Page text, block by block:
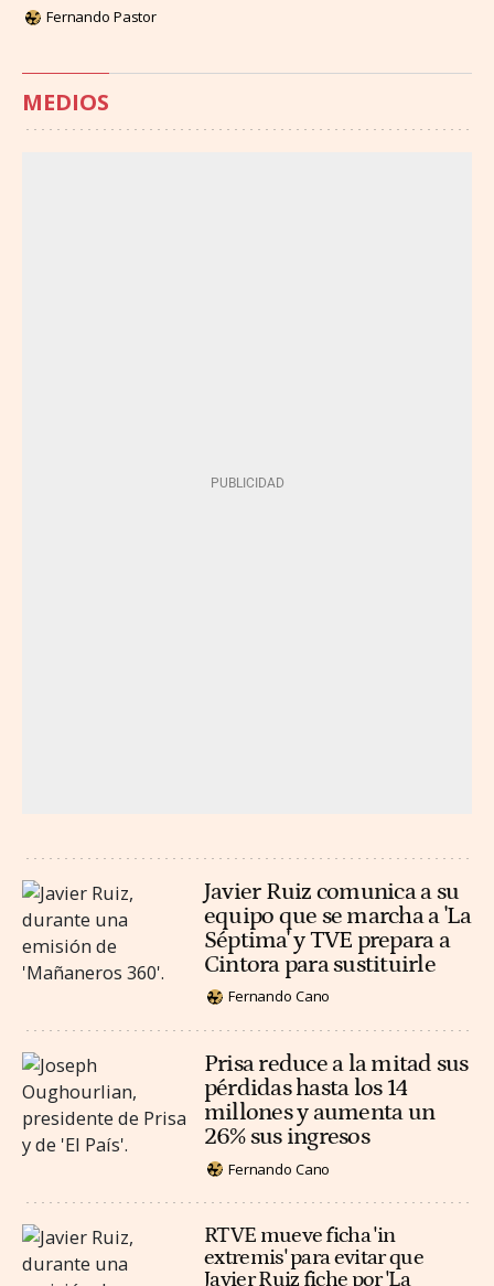
Fernando Pastor
MEDIOS
Javier Ruiz comunica a su
equipo que se marcha a 'La
Séptima' y TVE prepara a
Cintora para sustituirle
Fernando Cano
Prisa reduce a la mitad sus
pérdidas hasta los 14
millones y aumenta un
26% sus ingresos
Fernando Cano
RTVE mueve ficha 'in
extremis' para evitar que
Javier Ruiz fiche por 'La